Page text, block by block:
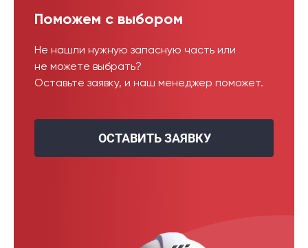
Поможем с выбором
Не нашли нужную запасную часть или
не можете выбрать?
Оставьте заявку, и наш менеджер поможет.
ОСТАВИТЬ ЗАЯВКУ